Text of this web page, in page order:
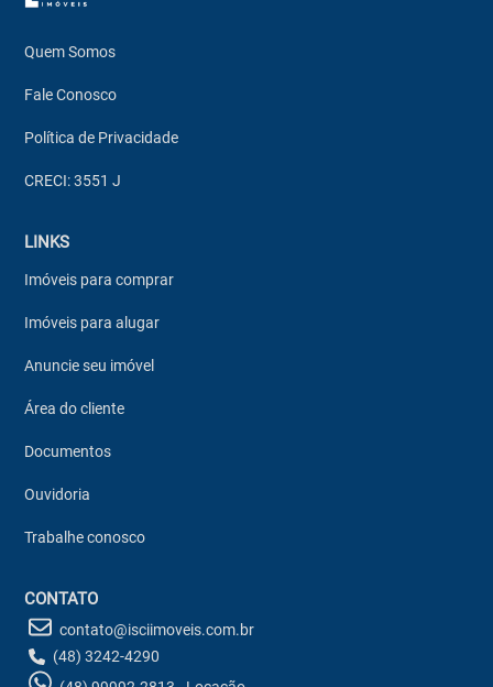
Quem Somos
Fale Conosco
Política de Privacidade
CRECI: 3551 J
LINKS
Imóveis para comprar
Imóveis para alugar
Anuncie seu imóvel
Área do cliente
Documentos
Ouvidoria
Trabalhe conosco
CONTATO
contato@isciimoveis.com.br
(48) 3242-4290